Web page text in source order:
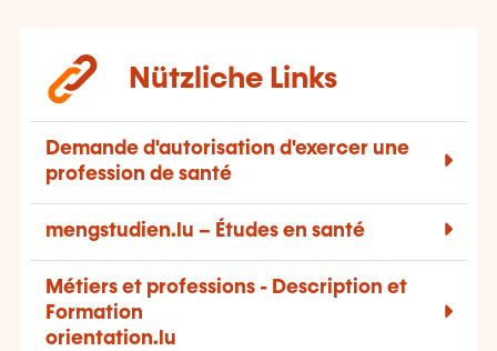
Nützliche Links
Demande d'autorisation d'exercer une
profession de santé
mengstudien.lu – Études en santé
Métiers et professions - Description et
Formation
orientation.lu